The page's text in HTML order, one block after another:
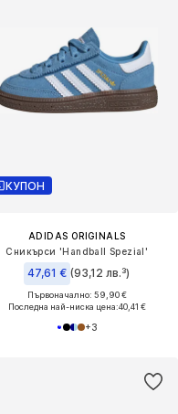
КУПОН
ADIDAS ORIGINALS
Сникърси 'Handball Spezial'
47,61 € (93,12 лв.³)
Първоначално: 59,90 €
Последна най-ниска цена:40,41 €
+3